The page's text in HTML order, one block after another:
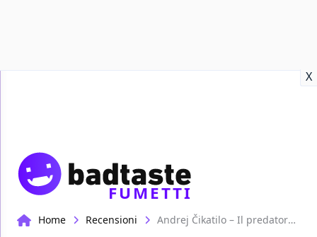
X
FUMETTI
Home Recensioni Andrej Čikatilo – Il predatore rosso, la recensione